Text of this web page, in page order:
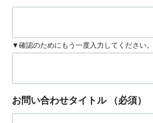
▼確認のためにもう一度入力してください。
お問い合わせタイトル （必須）